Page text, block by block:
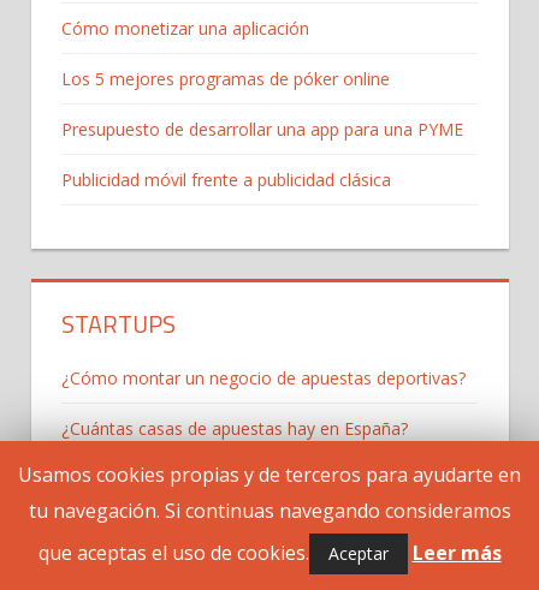
Cómo monetizar una aplicación
Los 5 mejores programas de póker online
Presupuesto de desarrollar una app para una PYME
Publicidad móvil frente a publicidad clásica
STARTUPS
¿Cómo montar un negocio de apuestas deportivas?
¿Cuántas casas de apuestas hay en España?
¿Tu pyme tiene que invertir en coaching?
¿Una pyme puede competir con las grandes
empresas?
Usamos cookies propias y de terceros para ayudarte en
tu navegación. Si continuas navegando consideramos
que aceptas el uso de cookies.
Aceptar Leer más